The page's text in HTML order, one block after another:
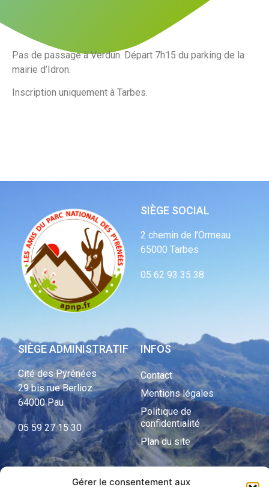
Gérer le consentement aux
Pas de passage à Verdun. Départ 7h15 du parking de la
mairie d’Idron.
Inscription uniquement à Tarbes.
SIÈGE SOCIAL
2 chemin de l’Ormeau
65000 Tarbes
05 62 93 35 38
SIÈGE ADMINISTRATIF
Cité des Pyrénées
29 bis rue Berlioz
64000 Pau
05 59 27 15 30
INFOS
Contact
Mentions légales
Politique de
confidentialité
Plan du site